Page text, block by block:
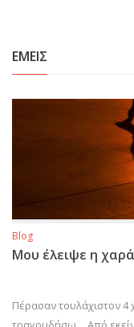
ΕΜΕΙΣ
Blog
Μου έλειψε η
Πέρασαν τουλάχιστον 4